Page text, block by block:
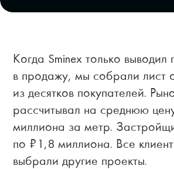
Когда Sminex только выводил
в продажу, мы собрали лист
из десятков покупателей.
рассчитывал на среднюю
миллиона за метр.
по ₽1,8 миллиона. Все
выбрали другие проекты.